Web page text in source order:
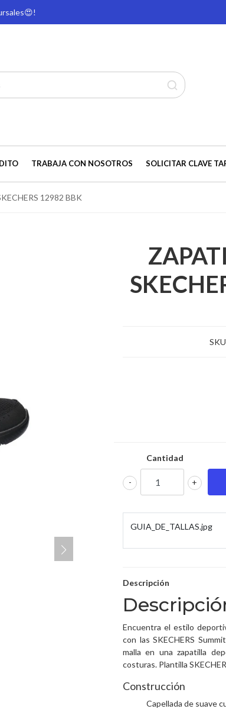
😍!
TRABAJA CON NOSOTROS SOLICITAR CLAVE
12982 BBK
Cantidad
+
-
GUIA_DE_TALLAS.jpg
Descripción
Encuentra el estilo
con las SKECHERS
malla en una zapatilla
costuras. Plantilla
Construcción
Capellada de suave